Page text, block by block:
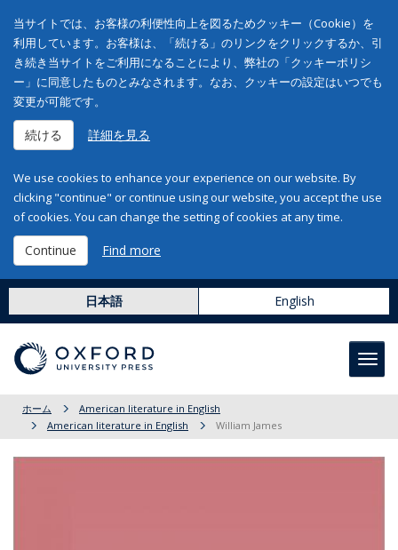
当サイトでは、お客様の利便性向上を図るためクッキー（Cookie）を
利用しています。お客様は、「続ける」のリンクをクリックするか、引
き続き当サイトをご利用になることにより、弊社の「クッキーポリシ
ー」に同意したものとみなされます。なお、クッキーの設定はいつでも
変更が可能です。
続ける 詳細を見る
We use cookies to enhance your experience on our website. By
clicking "continue" or continue using our website, you accept the use
of cookies. You can change the setting of cookies at any time.
Continue Find more
日本語 English
ホーム
American literature in English
American literature in English
William James